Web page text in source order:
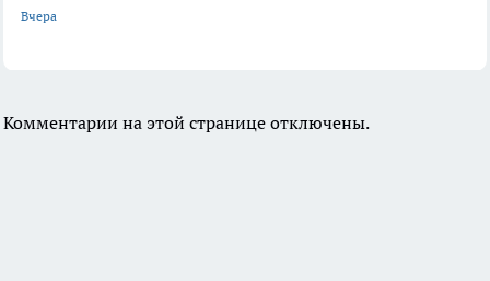
Вчера
Комментарии на этой странице отключены.